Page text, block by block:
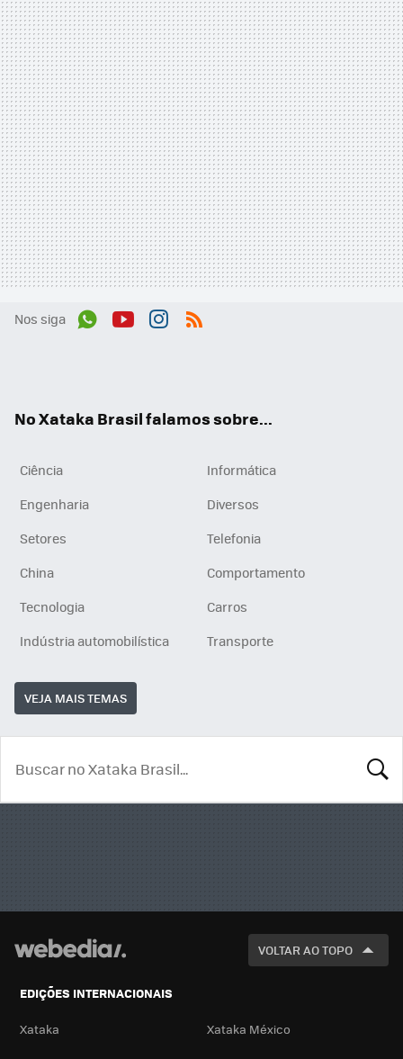
Nos siga
No Xataka Brasil falamos sobre...
Ciência
Informática
Engenharia
Diversos
Setores
Telefonia
China
Comportamento
Tecnologia
Carros
Indústria automobilística
Transporte
VEJA MAIS TEMAS
VOLTAR AO TOPO
EDIÇÕES INTERNACIONAIS
Xataka Xataka México